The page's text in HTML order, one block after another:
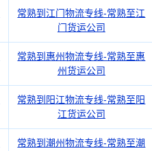
常熟到江门物流专线-常熟至江
门货运公司
常熟到惠州物流专线-常熟至惠
州货运公司
常熟到阳江物流专线-常熟至阳
江货运公司
常熟到潮州物流专线-常熟至潮